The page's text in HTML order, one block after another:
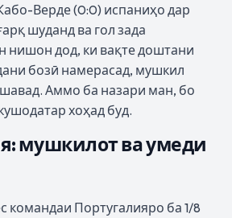
Верде (0:0) испаниҳо дар
шуданд ва гол зада
нишон дод, ки вақте доштани
бозӣ намерасад, мушкил
Аммо ба назари ман, бо
хоҳад буд.
мушкилот ва умеди
командаи Португалияро ба 1/8